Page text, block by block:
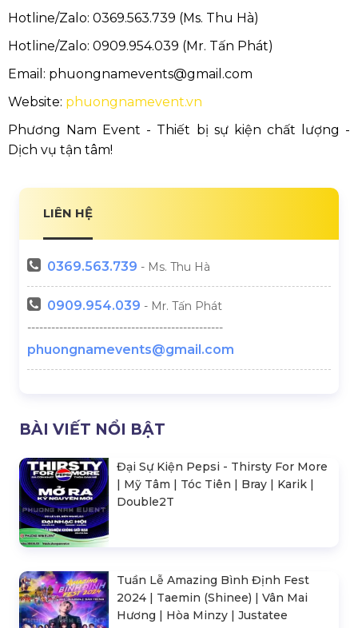
Hotline/Zalo: 0369.563.739 (Ms. Thu Hà)
Hotline/Zalo: 0909.954.039 (Mr. Tấn Phát)
Email: phuongnamevents@gmail.com
Website: phuongnamevent.vn
Phương Nam Event - Thiết bị sự kiện chất lượng -
Dịch vụ tận tâm!
LIÊN HỆ
0369.563.739 - Ms. Thu Hà
0909.954.039 - Mr. Tấn Phát
-------------------------------------------------
phuongnamevents@gmail.com
BÀI VIẾT NỔI BẬT
Đại Sự Kiện Pepsi - Thirsty For More
| Mỹ Tâm | Tóc Tiên | Bray | Karik |
Double2T
Tuần Lễ Amazing Bình Định Fest
2024 | Taemin (Shinee) | Vân Mai
Hương | Hòa Minzy | Justatee